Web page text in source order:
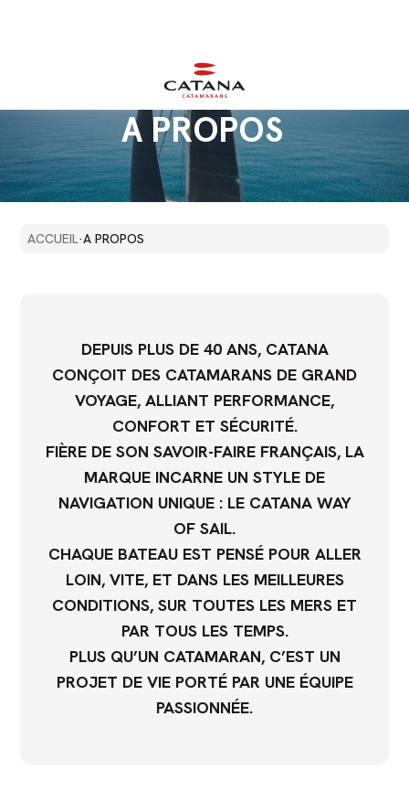
APROPOS
ACCUEIL·A PROPOS
DEPUIS PLUS DE 40 ANS, CATANA
CONÇOIT DES CATAMARANS DE GRAND
VOYAGE, ALLIANT PERFORMANCE,
CONFORT ET SÉCURITÉ.
FIÈRE DE SON SAVOIR-FAIRE FRANÇAIS, LA
MARQUE INCARNE UN STYLE DE
NAVIGATION UNIQUE : LE CATANA WAY
OF SAIL.
CHAQUE BATEAU EST PENSÉ POUR ALLER
LOIN, VITE, ET DANS LES MEILLEURES
CONDITIONS, SUR TOUTES LES MERS ET
PAR TOUS LES TEMPS.
PLUS QU’UN CATAMARAN, C’EST UN
PROJET DE VIE PORTÉ PAR UNE ÉQUIPE
PASSIONNÉE.